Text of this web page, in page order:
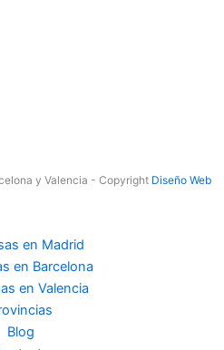
y Valencia - Copyright Diseño Web
en Madrid
en Barcelona
en Valencia
Blog